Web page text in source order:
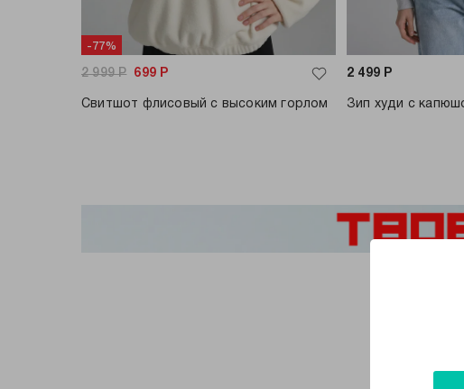
-77%
2 999Р 699 Р
Свитшот флисовый с высоким горлом
2 499 Р
Зип худи с